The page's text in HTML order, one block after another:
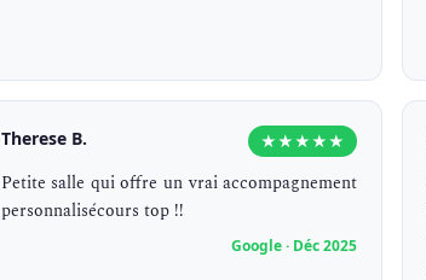
Therese B. ★★★★★
Petite salle qui offre un vrai accompagnement
personnalisécours top !!
Google · Déc 2025